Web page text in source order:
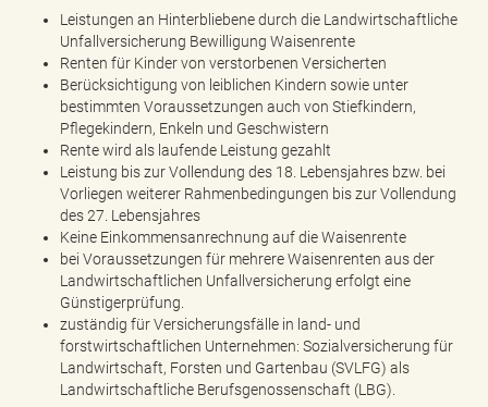
Leistungen an Hinterbliebene durch die Landwirtschaftliche
Unfallversicherung Bewilligung Waisenrente
Renten für Kinder von verstorbenen Versicherten
Berücksichtigung von leiblichen Kindern sowie unter
bestimmten Voraussetzungen auch von Stiefkindern,
Pflegekindern, Enkeln und Geschwistern
Rente wird als laufende Leistung gezahlt
Leistung bis zur Vollendung des 18. Lebensjahres bzw. bei
Vorliegen weiterer Rahmenbedingungen bis zur Vollendung
des 27. Lebensjahres
Keine Einkommensanrechnung auf die Waisenrente
bei Voraussetzungen für mehrere Waisenrenten aus der
Landwirtschaftlichen Unfallversicherung erfolgt eine
Günstigerprüfung.
zuständig für Versicherungsfälle in land- und
forstwirtschaftlichen Unternehmen: Sozialversicherung für
Landwirtschaft, Forsten und Gartenbau (SVLFG) als
Landwirtschaftliche Berufsgenossenschaft (LBG).